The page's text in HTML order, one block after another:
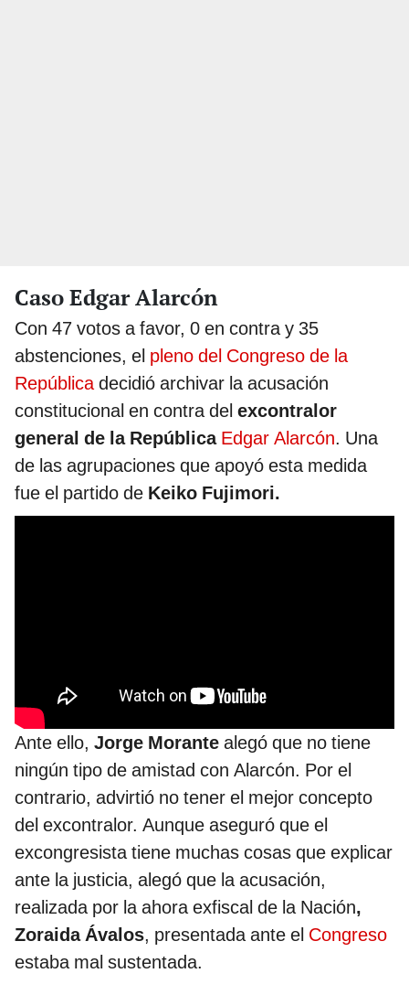
Caso Edgar Alarcón
Con 47 votos a favor, 0 en contra y 35
abstenciones, el pleno del Congreso de la
Repúblicadecidió archivar la acusación
constitucional en contra del excontralor
general de la República Edgar Alarcón. Una
de las agrupaciones que apoyó esta medida
fue el partido de Keiko Fujimori.
Ante ello, Jorge Morante alegó que no tiene
ningún tipo de amistad con Alarcón. Por el
contrario, advirtió no tener el mejor concepto
del excontralor. Aunque aseguró que el
excongresista tiene muchas cosas que explicar
ante la justicia, alegó que la acusación,
realizada por la ahora exfiscal de la Nación,
Zoraida Ávalos, presentada ante el Congreso
estaba mal sustentada.